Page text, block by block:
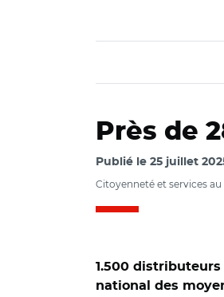
Près de
Publié le 25 juillet
Citoyenneté et services
1.500
national des